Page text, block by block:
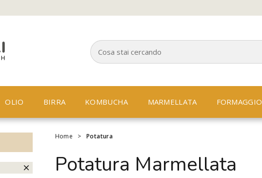
OLIO BIRRA KOMBUCHA MARMELLATA FORMAGGIO
Home > Potatura
Potatura Marmellata